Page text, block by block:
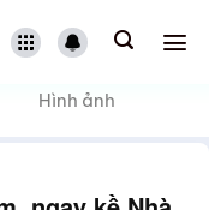
Hình ảnh